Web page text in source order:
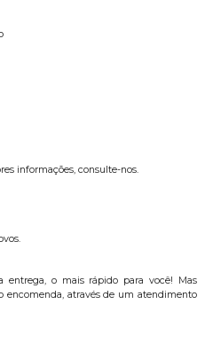
informações, consulte-nos.
entrega, o mais rápido para você! Mas
encomenda, através de um atendimento